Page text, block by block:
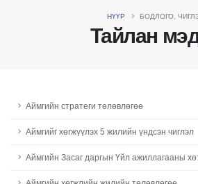
НҮҮР БОДЛОГО,
Тайлан
Аймгийн стратеги төлөвлөгөө
Aймгийг хөгжүүлэх 5 жилийн үндсэн чиглэл
Аймгийн Засаг даргын Үйл ажиллагааны